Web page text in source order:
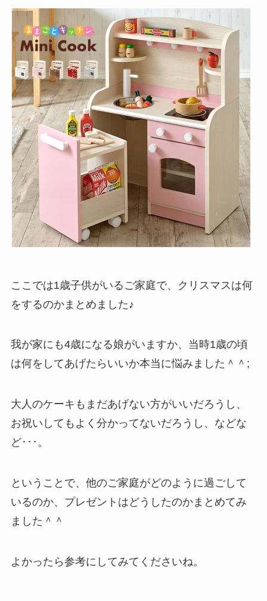
ここでは1歳子供がいるご家庭で、クリスマスは何
をするのかまとめました♪
我が家にも4歳になる娘がいますか、当時1歳の頃
は何をしてあげたらいいか本当に悩みました＾＾;
大人のケーキもまだあげない方がいいだろうし、
お祝いしてもよく分かってないだろうし、などな
ど･･･。
ということで、他のご家庭がどのように過ごして
いるのか、プレゼントはどうしたのかまとめてみ
ました＾＾
よかったら参考にしてみてくださいね。